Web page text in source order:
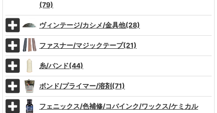
(79)
ヴィンテージ/カシメ/金具他(28)
ファスナー/マジックテープ(21)
糸/バンド(44)
ボンド/プライマー/溶剤(71)
フェニックス/色補修/コバインク/ワックス/ケミカル